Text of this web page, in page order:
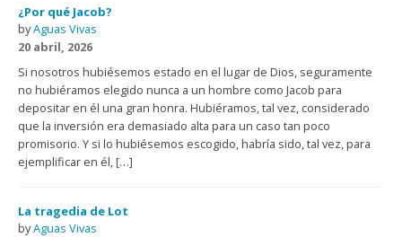
¿Por qué Jacob?
byAguas Vivas
20 abril, 2026
Si nosotros hubiésemos estado en el lugar de Dios, seguramente
no hubiéramos elegido nunca a un hombre como Jacob para
depositar en él una gran honra. Hubiéramos, tal vez, considerado
que la inversión era demasiado alta para un caso tan poco
promisorio. Y si lo hubiésemos escogido, habría sido, tal vez, para
ejemplificar en él, […]
La tragedia de Lot
byAguas Vivas